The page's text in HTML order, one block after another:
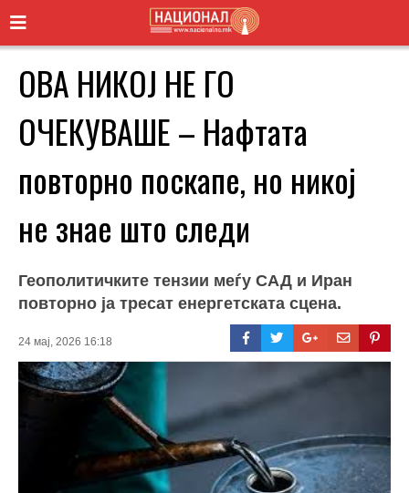
ОВА НИКОЈ НЕ ГО
ОЧЕКУВАШЕ – Нафтата
повторно поскапе, но никој
не знае што следи
Геополитичките тензии меѓу САД и Иран
повторно ја тресат енергетската сцена.
24 мај, 2026 16:18